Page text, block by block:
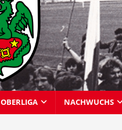
OBERLIGA NACHWUCHS